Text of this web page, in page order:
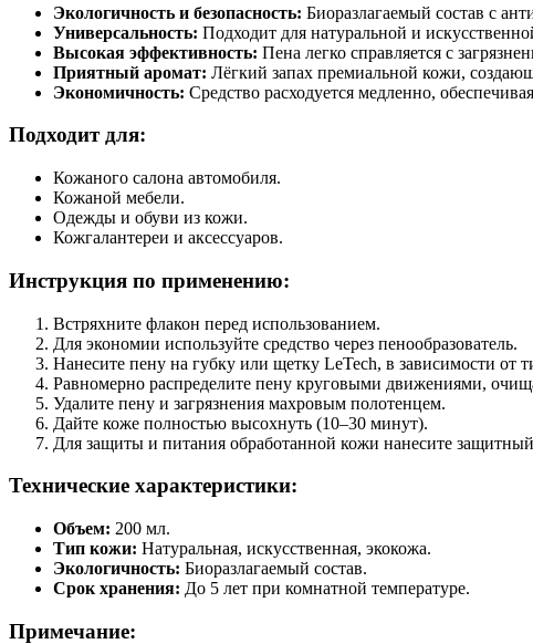
Экологичность и безопасность: Биоразлагаемый состав с
Универсальность: Подходит для натуральной и
Высокая эффективность: Пена легко справляется с
Приятный аромат: Лёгкий запах премиальной кожи,
Экономичность: Средство расходуется медленно,
Подходит для:
Кожаного салона автомобиля.
Кожаной мебели.
Одежды и обуви из кожи.
Кожгалантереи и аксессуаров.
Инструкция по применению:
Встряхните флакон перед использованием.
Для экономии используйте средство через пенообразователь.
Нанесите пену на губку или щетку LeTech, в зависимости от
Равномерно распределите пену круговыми движениями,
Удалите пену и загрязнения махровым полотенцем.
Дайте коже полностью высохнуть (10–30 минут).
Для защиты и питания обработанной кожи нанесите
Технические характеристики:
Объем: 200 мл.
Тип кожи: Натуральная, искусственная, экокожа.
Экологичность: Биоразлагаемый состав.
Срок хранения: До 5 лет при комнатной температуре.
Примечание: